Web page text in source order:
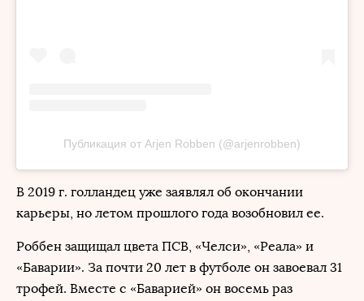
Публикация от Arjen Robben (@arjenrobben)
В 2019 г. голландец уже заявлял об окончании
карьеры, но летом прошлого года возобновил ее.
Роббен защищал цвета ПСВ, «Челси», «Реала» и
«Баварии». За почти 20 лет в футболе он завоевал 31
трофей. Вместе с «Баварией» он восемь раз